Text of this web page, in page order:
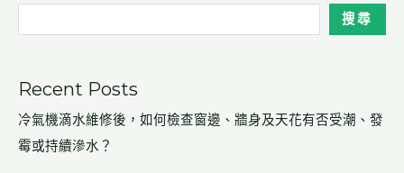
搜尋
Recent Posts
冷氣機滴水維修後，如何檢查窗邊、牆身及天花有否受潮、發
霉或持續滲水？